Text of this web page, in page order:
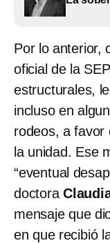
Por lo anterior,
oficial de la
estructurales,
incluso en
rodeos, a favor
la unidad. Ese
“eventual
doctora
mensaje que
en que recibió